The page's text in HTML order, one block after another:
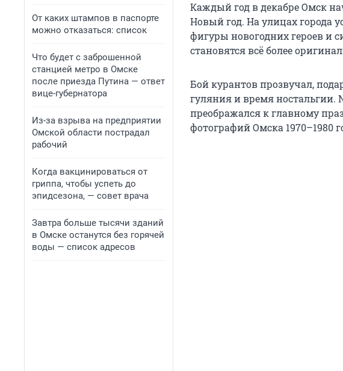
От каких штампов в паспорте
можно отказаться: список
Что будет с заброшенной
станцией метро в Омске
после приезда Путина — ответ
вице-губернатора
Из-за взрыва на предприятии
Омской области пострадал
рабочий
Когда вакцинироваться от
гриппа, чтобы успеть до
эпидсезона, — совет врача
Завтра больше тысячи зданий
в Омске останутся без горячей
воды — список адресов
Каждый год в декабре Омск
Новый год. На улицах города
фигуры новогодних героев и
становятся всё более
Бой курантов прозвучал,
гуляния и время ностальгии.
преображался к главному
фотографий Омска 1970–1980